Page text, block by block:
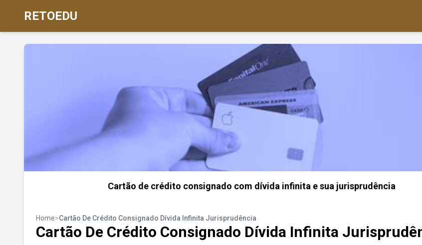
RETOEDU
Cartão de crédito consignado com dívida infinita e sua jurisprudência
Home>Cartão De Crédito Consignado Dívida Infinita Jurisprudência
Cartão De Crédito Consignado Dívida Infinita